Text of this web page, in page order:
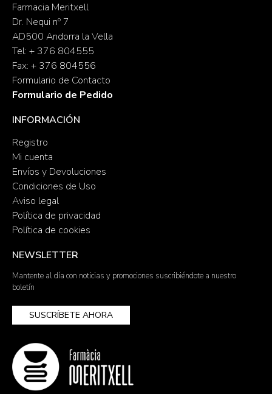
Farmacia Meritxell
Dr. Nequi nº 7
AD500 Andorra la Vella
Tel: + 376 804555
Fax: + 376 804556
Formulario de Contacto
Formulario de Pedido
INFORMACIÓN
Registro
Mi cuenta
Envíos y Devoluciones
Condiciones de Uso
Aviso legal
Política de privacidad
Política de cookies
NEWSLETTER
Mantente al día con noticias y promociones suscribiéndote a nuestro
boletín
SUSCRÍBETE AHORA